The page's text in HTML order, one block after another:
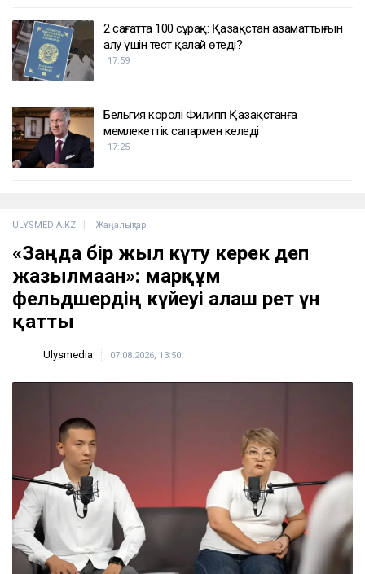
2 сағатта 100 сұрақ: Қазақстан азаматтығын
алу үшін тест қалай өтеді?
17:59
Бельгия королі Филипп Қазақстанға
мемлекеттік сапармен келеді
17:25
ULYSMEDIA.KZ Жаңалықтар
«Заңда бір жыл күту керек деп
жазылмаған»: марқұм
фельдшердің күйеуі алғаш рет үн
қатты
Ulysmedia 07.08.2026, 13:50